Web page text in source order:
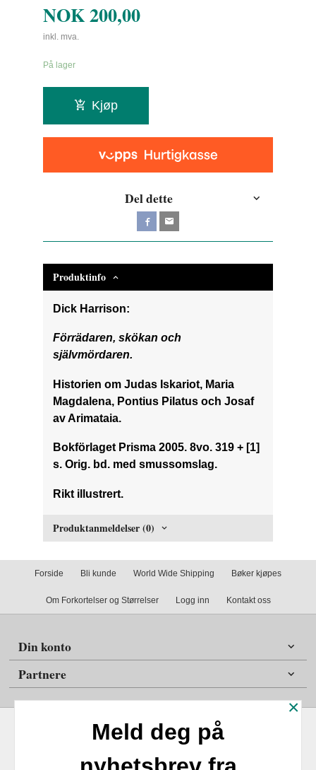
NOK200,00
inkl. mva.
På lager
Kjøp
Del dette
Produktinfo
Dick Harrison:
Förrädaren, skökan och
självmördaren.
Historien om Judas Iskariot, Maria
Magdalena, Pontius Pilatus och Josaf
av Arimataia.
Bokförlaget Prisma 2005. 8vo. 319 + [1]
s. Orig. bd. med smussomslag.
Rikt illustrert.
Produktanmeldelser (0)
Forside Bli kunde World Wide Shipping Bøker kjøpes
Om Forkortelser og Størrelser Logg inn Kontakt oss
Din konto
Partnere
×
Meld deg på